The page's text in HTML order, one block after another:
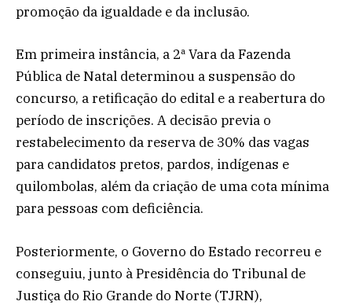
promoção da igualdade e da inclusão.
Em primeira instância, a 2ª Vara da Fazenda
Pública de Natal determinou a suspensão do
concurso, a retificação do edital e a reabertura do
período de inscrições. A decisão previa o
restabelecimento da reserva de 30% das vagas
para candidatos pretos, pardos, indígenas e
quilombolas, além da criação de uma cota mínima
para pessoas com deficiência.
Posteriormente, o Governo do Estado recorreu e
conseguiu, junto à Presidência do Tribunal de
Justiça do Rio Grande do Norte (TJRN),